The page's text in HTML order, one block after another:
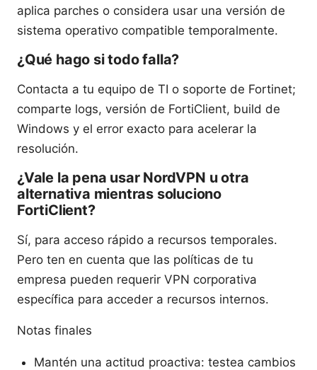
aplica parches o considera usar una versión de
sistema operativo compatible temporalmente.
¿Qué hago si todo falla?
Contacta a tu equipo de TI o soporte de Fortinet;
comparte logs, versión de FortiClient, build de
Windows y el error exacto para acelerar la
resolución.
¿Vale la pena usar NordVPN u otra
alternativa mientras soluciono
FortiClient?
Sí, para acceso rápido a recursos temporales.
Pero ten en cuenta que las políticas de tu
empresa pueden requerir VPN corporativa
específica para acceder a recursos internos.
Notas finales
Mantén una actitud proactiva: testea cambios